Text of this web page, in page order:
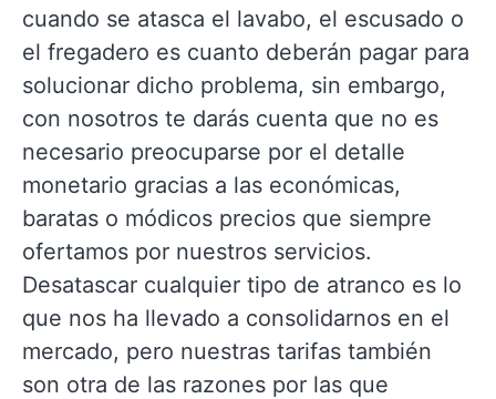
cuando se atasca el lavabo, el escusado o
el fregadero es cuanto deberán pagar para
solucionar dicho problema, sin embargo,
con nosotros te darás cuenta que no es
necesario preocuparse por el detalle
monetario gracias a las económicas,
baratas o módicos precios que siempre
ofertamos por nuestros servicios.
Desatascar cualquier tipo de atranco es lo
que nos ha llevado a consolidarnos en el
mercado, pero nuestras tarifas también
son otra de las razones por las que